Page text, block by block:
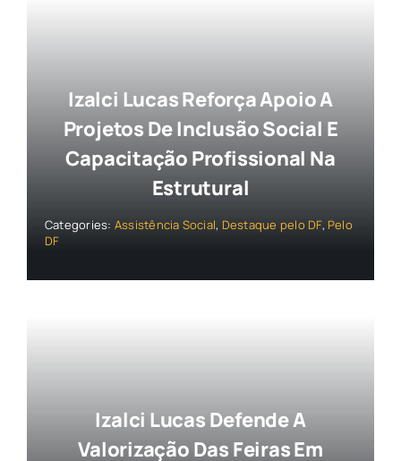
Izalci Lucas Reforça Apoio A
Projetos De Inclusão Social E
Capacitação Profissional Na
Estrutural
Categories: Assistência Social, Destaque pelo DF, Pelo
DF
Izalci Lucas Defende A
Valorização Das Feiras Em